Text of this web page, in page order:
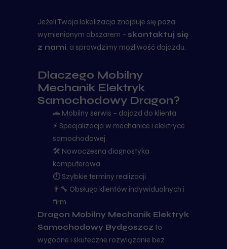
Jeżeli Twoja lokalizacja znajduje się poza
wymienionym obszarem – skontaktuj się
z nami, a sprawdzimy możliwość dojazdu.
Dlaczego Mobilny
Mechanik Elektryk
Samochodowy Dragon?
🚗 Mobilny serwis – dojazd do klienta
⚡ Specjalizacja w mechanice i elektryce
samochodowej
🛠 Nowoczesna diagnostyka
komputerowa
⏱ Szybkie terminy realizacji
👨‍🔧 Obsługa klientów indywidualnych i
firm
Dragon Mobilny Mechanik Elektryk
Samochodowy Bydgoszcz to
wygodne i skuteczne rozwiązanie bez